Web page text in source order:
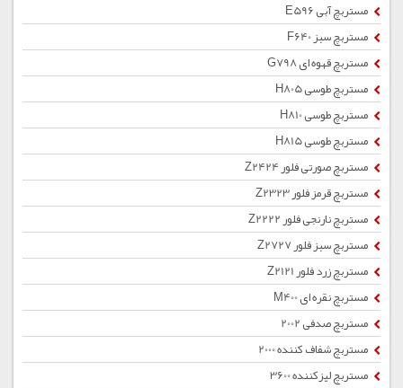
مستربچ آبی E596
مستربچ سبز F640
مستربچ قهوه ای G798
مستربچ طوسی H805
مستربچ طوسی H810
مستربچ طوسی H815
مستربچ صورتی فلور Z2424
مستربچ قرمز فلور Z2323
مستربچ نارنجی فلور Z2222
مستربچ سبز فلور Z2727
مستربچ زرد فلور Z2121
مستربچ نقره ای M400
مستربچ صدفی 2002
مستربچ شفاف کننده 2000
مستربچ لیزکننده 3600